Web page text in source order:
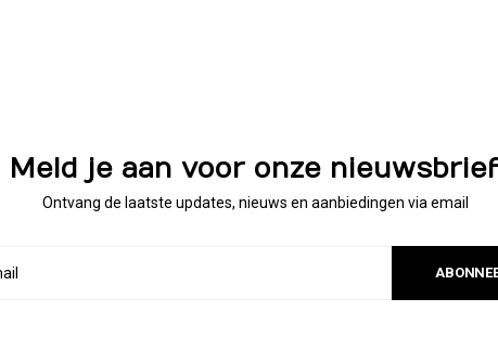
Meld je aan voor onze
Ontvang de laatste updates, nieuws en aanbiedingen via email